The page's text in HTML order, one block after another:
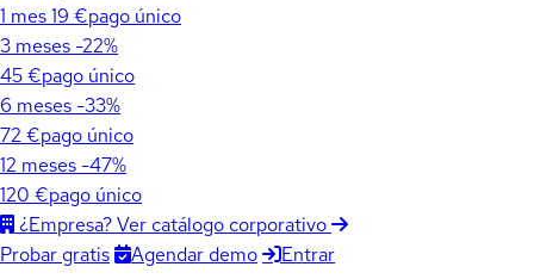
1 mes19 €pago único
3 meses -22%
45 €pago único
6 meses -33%
72 €pago único
12 meses -47%
120 €pago único
¿Empresa? Ver catálogo corporativo
Probar gratis
Agendar demo Entrar